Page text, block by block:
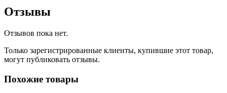
Отзывы
Отзывов пока нет.
Только зарегистрированные клиенты, купившие этот товар,
могут публиковать отзывы.
Похожие товары